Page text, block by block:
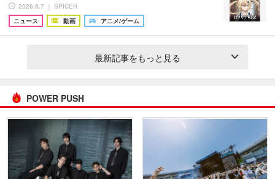
2026.8.7 ｜ SPICER
ニュース
動画 アニメ/ゲーム
最新記事をもっと見る
POWER PUSH